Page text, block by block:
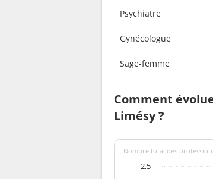
Psychiatre
Gynécologue
Sage-femme
Comment
Limésy ?
Nombre total des
2,5